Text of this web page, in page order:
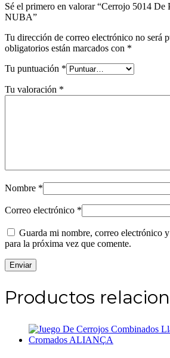
Sé el primero en valorar “Cerrojo 5014 De
NUBA”
Tu dirección de correo electrónico no será
obligatorios están marcados con *
Tu puntuación *
Tu valoración *
Nombre *
Correo electrónico *
Guarda mi nombre, correo electrónico
para la próxima vez que comente.
Productos